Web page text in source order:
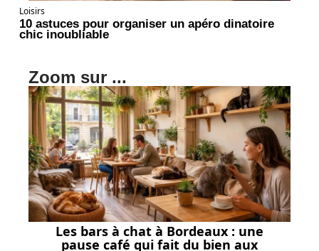
Loisirs
10 astuces pour organiser un apéro dinatoire
chic inoubliable
Zoom sur ...
Les bars à chat à Bordeaux : une
pause café qui fait du bien aux